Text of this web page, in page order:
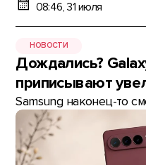
08:46, 31 июля
НОВОСТИ
Дождались?
приписывают
Samsung наконец-то